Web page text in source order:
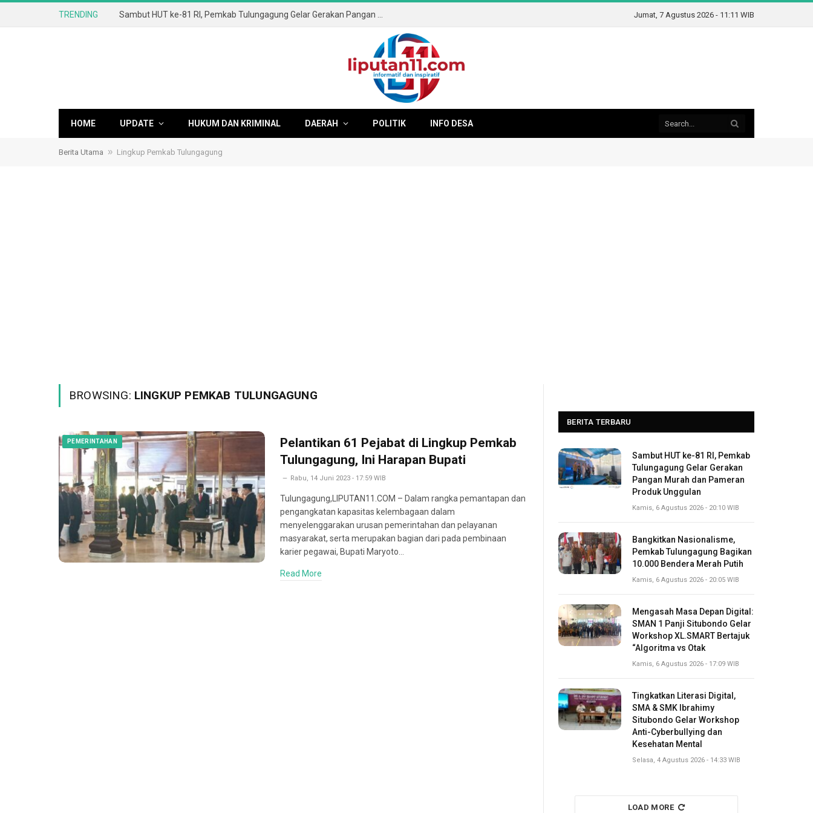
TRENDING Jumat, 7 Agustus 2026 - 11:11 WIB
HOME UPDATE HUKUM DAN KRIMINAL DAERAH POLITIK INFO DESA
Berita Utama » Lingkup Pemkab Tulungagung
BROWSING: LINGKUP PEMKAB TULUNGAGUNG
PEMERINTAHAN
Pelantikan 61 Pejabat di Lingkup Pemkab
Tulungagung, Ini Harapan Bupati
Rabu, 14 Juni 2023 - 17:59 WIB
Tulungagung,LIPUTAN11.COM – Dalam rangka pemantapan dan
pengangkatan kapasitas kelembagaan dalam
menyelenggarakan urusan pemerintahan dan pelayanan
masyarakat, serta merupakan bagian dari pada pembinaan
karier pegawai, Bupati Maryoto…
Read More
BERITA TERBARU
Sambut HUT ke-81 RI, Pemkab
Tulungagung Gelar Gerakan
Pangan Murah dan Pameran
Produk Unggulan
Kamis, 6 Agustus 2026 - 20:10 WIB
Bangkitkan Nasionalisme,
Pemkab Tulungagung Bagikan
10.000 Bendera Merah Putih
Kamis, 6 Agustus 2026 - 20:05 WIB
Mengasah Masa Depan Digital:
SMAN 1 Panji Situbondo Gelar
Workshop XL.SMART Bertajuk
“Algoritma vs Otak
Kamis, 6 Agustus 2026 - 17:09 WIB
Tingkatkan Literasi Digital,
SMA & SMK Ibrahimy
Situbondo Gelar Workshop
Anti-Cyberbullying dan
Kesehatan Mental
Selasa, 4 Agustus 2026 - 14:33 WIB
LOAD MORE